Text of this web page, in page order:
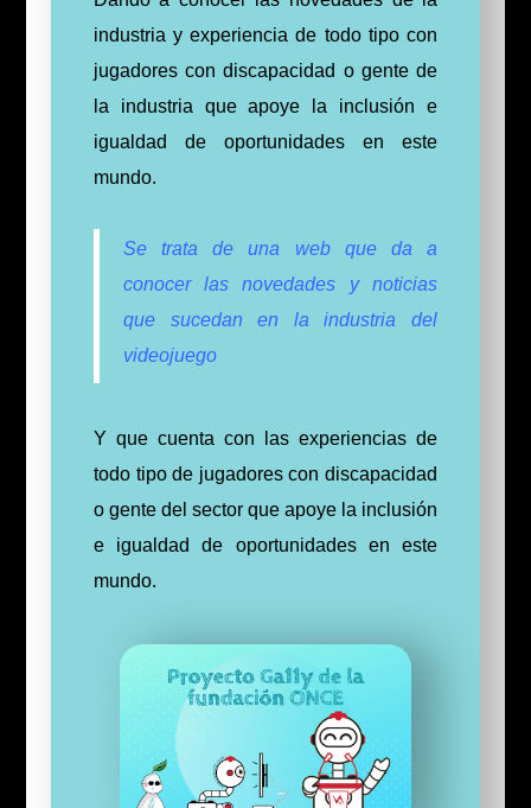
industria y experiencia de todo tipo con
jugadores con discapacidad o gente de
la industria que apoye la inclusión e
igualdad de oportunidades en este
mundo.
Se trata de una web que da a
conocer las novedades y noticias
que sucedan en la industria del
videojuego
Y que cuenta con las experiencias de
todo tipo de jugadores con discapacidad
o gente del sector que apoye la inclusión
e igualdad de oportunidades en este
mundo.